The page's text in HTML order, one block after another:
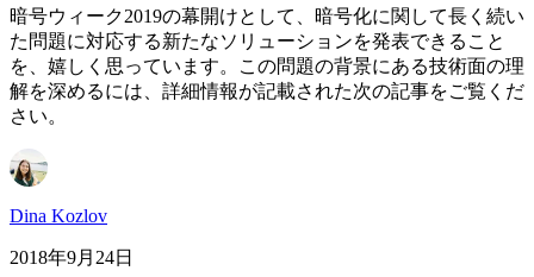
暗号ウィーク2019の幕開けとして、暗号化に関して長く続い
た問題に対応する新たなソリューションを発表できること
を、嬉しく思っています。この問題の背景にある技術面の理
解を深めるには、詳細情報が記載された次の記事をご覧くだ
さい。
Dina Kozlov
2018年9月24日